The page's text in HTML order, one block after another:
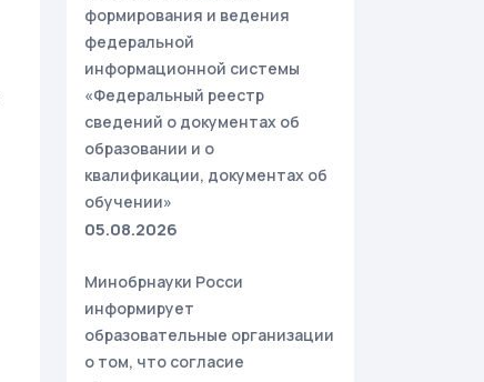
формирования и ведения
федеральной
информационной системы
«Федеральный реестр
сведений о документах об
образовании и о
квалификации, документах об
обучении»
05.08.2026
Минобрнауки Росси
информирует
образовательные организации
о том, что согласие